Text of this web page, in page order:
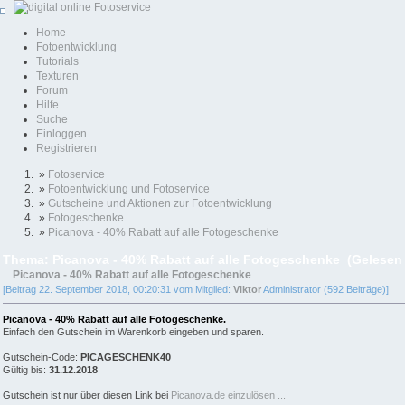
Home
Fotoentwicklung
Tutorials
Texturen
Forum
Hilfe
Suche
Einloggen
Registrieren
» Fotoservice
» Fotoentwicklung und Fotoservice
» Gutscheine und Aktionen zur Fotoentwicklung
» Fotogeschenke
» Picanova - 40% Rabatt auf alle Fotogeschenke
Picanova - 40% Rabatt auf alle Fotogeschenke
[Beitrag 22. September 2018, 00:20:31 vom Mitglied: ViktorAdministrator (592 Beiträge)]
Picanova - 40% Rabatt auf alle Fotogeschenke.
Einfach den Gutschein im Warenkorb eingeben und sparen.
Gutschein-Code: PICAGESCHENK40
Gültig bis: 31.12.2018
Gutschein ist nur über diesen Link bei Picanova.de einzulösen ...